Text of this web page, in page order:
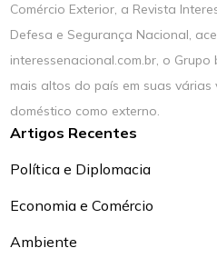
Comércio Exterior, a Revista
Defesa e Segurança Nacional,
interessenacional.com.br, o
mais altos do país em suas
doméstico como externo.
Artigos Recentes
Política e Diplomacia
Economia e Comércio
Ambiente